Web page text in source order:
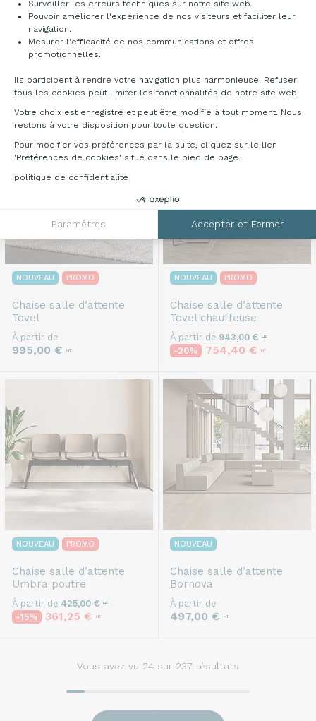
Surveiller les erreurs techniques sur notre site web.
Pouvoir améliorer l'expérience de nos visiteurs et faciliter leur
navigation.
Mesurer l'efficacité de nos communications et offres
promotionnelles.
Ils participent à rendre votre navigation plus harmonieuse. Refuser
tous les cookies peut limiter les fonctionnalités de notre site web.
Votre choix est enregistré et peut être modifié à tout moment. Nous
restons à votre disposition pour toute question.
Pour modifier vos préférences par la suite, cliquez sur le lien
'Préférences de cookies' situé dans le pied de page.
politique de confidentialité
Paramètres Accepter et Fermer
Axeptio consent
Chaise salle d’attente
Samsari lounge
-5% 378,10 €
Livraison gratuite
Recevez le sous 7 jours
Chaise salle d’attente
NOUVEAU PROMO
Chaise salle d’attente
Tovel
À partir de
995,00 € HT
NOUVEAU PROMO
Chaise salle d’attente
Tovel chauffeuse
À partir de 943,00 €HT
-20% 754,40 € HT
NOUVEAU PROMO
Chaise salle d’attente
Umbra poutre
À partir de 425,00 €HT
-15% 361,25 € HT
NOUVEAU
Chaise salle d’attente
Bornova
À partir de
497,00 € HT
Vous avez vu 24 sur 237 résultats